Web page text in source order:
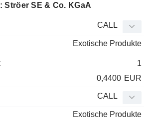
Ströer SE & Co. KGaA
KursCALL
Exotische Produkte
1
0,4400 EUR
CALL
Exotische Produkte